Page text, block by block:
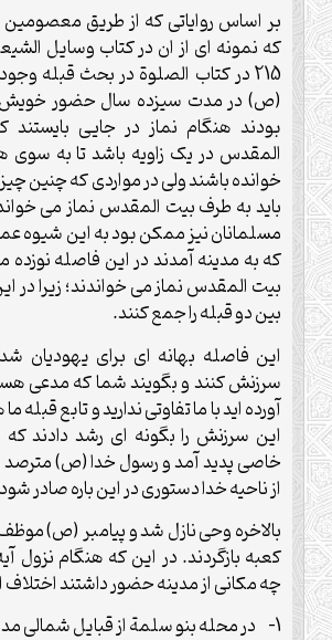
بر اساس روایاتی که از طریق
215 در کتاب الصلوة در بحث قبله
(ص) در مدت سیزده سال حضور
بودند هنگام نماز در جایی
المقدس در یک زاویه باشد تا به سوی
خوانده باشند ولی در مواردی که چنین
باید به طرف بیت المقدس نماز می
مسلمانان نیز ممکن بود به این شیوه
که به مدینه آمدند در این فاصله
بیت المقدس نماز می خواندند؛ زیرا در
بین دو قبله را جمع کنند.
این فاصله بهانه ای برای یهودیان
سرزنش کنند و بگویند شما که مدعی
آورده اید با ما تفاوتی ندارید و تابع قبله
این سرزنش را بگونه ای رشد دادند
خاصی پدید آمد و رسول خدا (ص) مترصد
از ناحیه خدا دستوری در این باره صادر
بالاخره وحی نازل شد و پیامبر (ص)
کعبه بازگردند. در این که هنگام نزول
چه مکانی از مدینه حضور داشتند
1- در محله بنو سلمة از قبایل شمالی مدینه بودند.